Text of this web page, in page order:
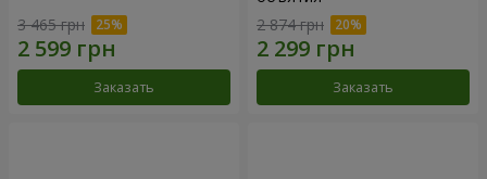
3 465 грн
Заказать
2 874 грн
Заказать